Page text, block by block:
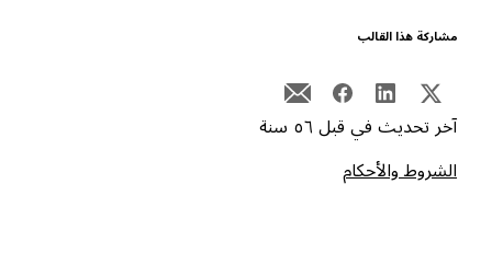
هذا القالب
تحديث في قبل ٥٦ سنة
والأحكام